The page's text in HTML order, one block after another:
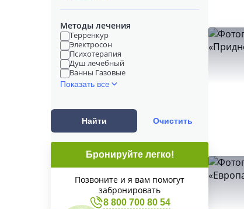
Методы лечения
Терренкур
Электросон
Психотерапия
Душ лечебный
Ванны Газовые
Показать все
Найти Очистить
Бронируйте легко!
Позвоните и я вам помогут
забронировать
8 800 700 80 54